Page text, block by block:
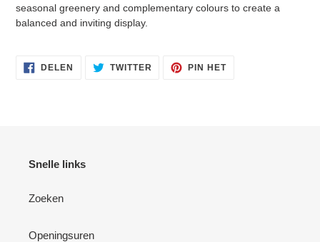
seasonal greenery and complementary colours to create a
balanced and inviting display.
DELEN
DELEN TWITTER TWITTERENPIN HETPINNEN
Snelle links
Zoeken
Openingsuren